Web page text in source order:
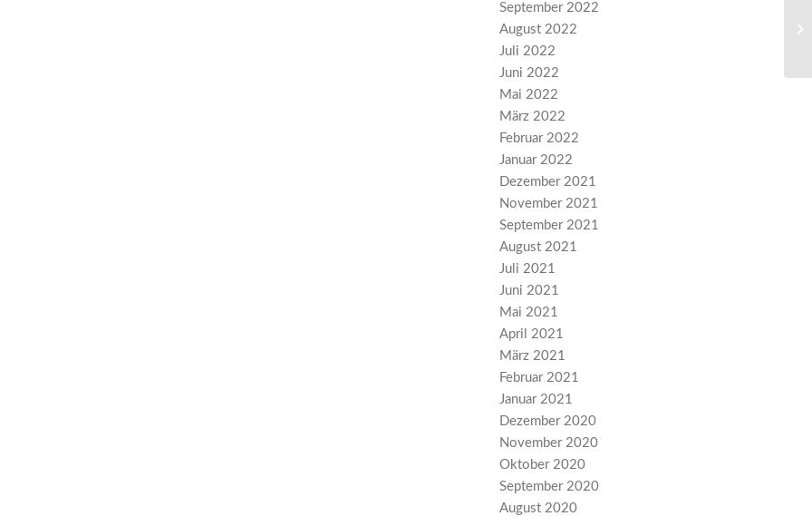
September 2022
August 2022
Juli 2022
Juni 2022
Mai 2022
März 2022
Februar 2022
Januar 2022
Dezember 2021
November 2021
September 2021
August 2021
Juli 2021
Juni 2021
Mai 2021
April 2021
März 2021
Februar 2021
Januar 2021
Dezember 2020
November 2020
Oktober 2020
September 2020
August 2020